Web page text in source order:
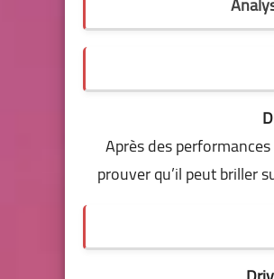
Après des
prouver qu’il peut briller